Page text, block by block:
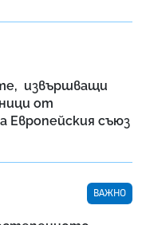
извършващи
от
Европейския съюз
ВАЖНО